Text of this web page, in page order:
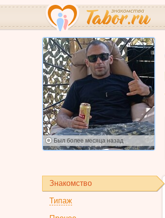
Был более месяца назад
Знакомство
Типаж